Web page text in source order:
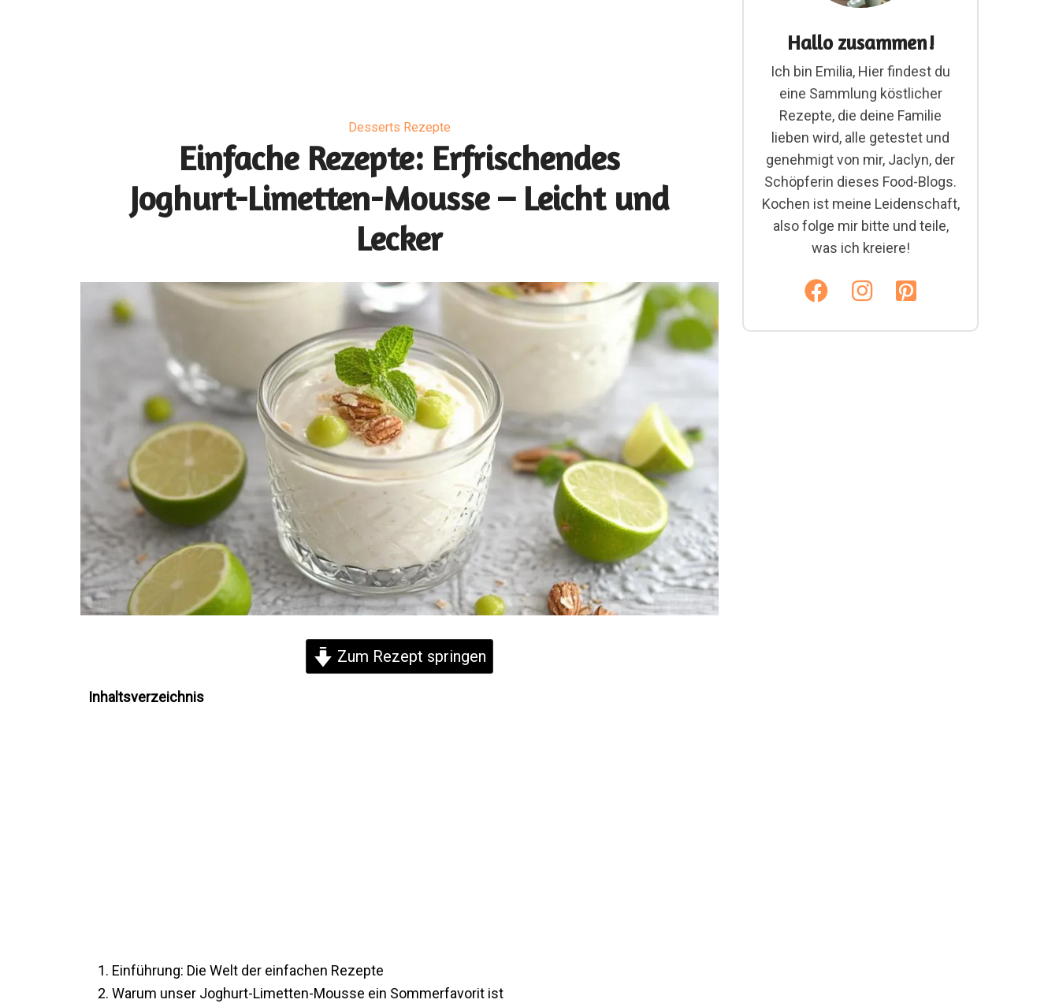
Desserts Rezepte
Einfache Rezepte: Erfrischendes
Joghurt-Limetten-Mousse – Leicht und
Lecker
Zum Rezept springen
Inhaltsverzeichnis
Einführung: Die Welt der einfachen Rezepte
Warum unser Joghurt-Limetten-Mousse ein Sommerfavorit ist
Hallo zusammen!
Ich bin Emilia, Hier findest du
eine Sammlung köstlicher
Rezepte, die deine Familie
lieben wird, alle getestet und
genehmigt von mir, Jaclyn, der
Schöpferin dieses Food-Blogs.
Kochen ist meine Leidenschaft,
also folge mir bitte und teile,
was ich kreiere!